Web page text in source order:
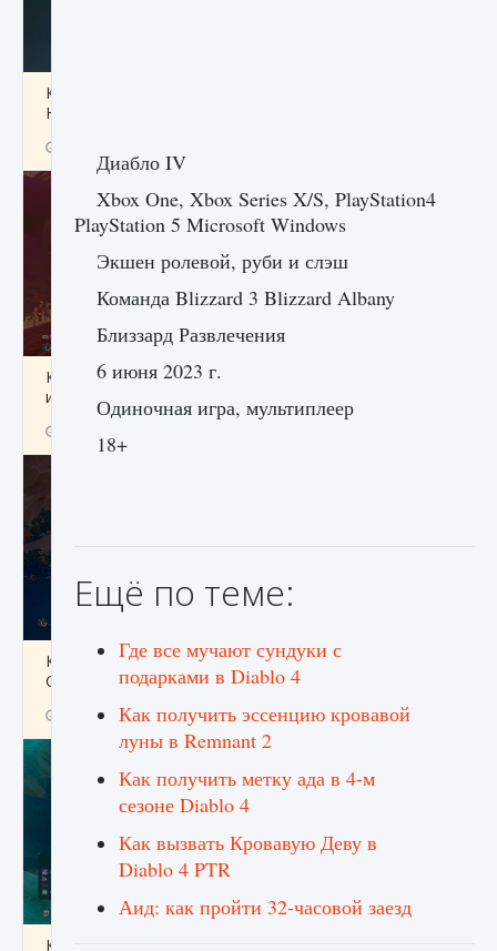
Как проверить статус сервера Delta Force
Hawk Ops
Как приручить существ джунглей Нари в
игре Creatures of Ava
Как разблокировать заклинание Крист в
Creatures of Ava
9 августа 2024 1 393 0 0
Как приручить существ из степей Тамура в
Диабло IV
Xbox One, Xbox Series X/S, PlayStation4
PlayStation 5 Microsoft Windows
Экшен ролевой, руби и слэш
Команда Blizzard 3 Blizzard Albany
Близзард Развлечения
6 июня 2023 г.
Одиночная игра, мультиплеер
18+
Ещё по теме:
Где все мучают сундуки с
подарками в Diablo 4
Как получить эссенцию кровавой
луны в Remnant 2
Как получить метку ада в 4-м
сезоне Diablo 4
Как вызвать Кровавую Деву в
Diablo 4 PTR
Аид: как пройти 32-часовой заезд